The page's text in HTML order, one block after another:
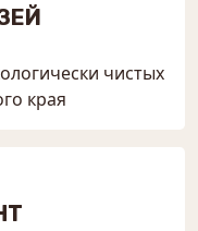
чистых
края